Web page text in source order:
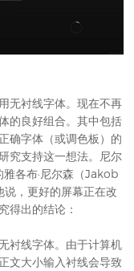
无衬线字体。现在不再
的良好组合。其中包括
确字体（或调色板）的
究支持这一想法。尼尔
各布·尼尔森（Jakob
，更好的屏幕正在改
得出的结论：
衬线字体。由于计算机
文大小输入衬线会导致